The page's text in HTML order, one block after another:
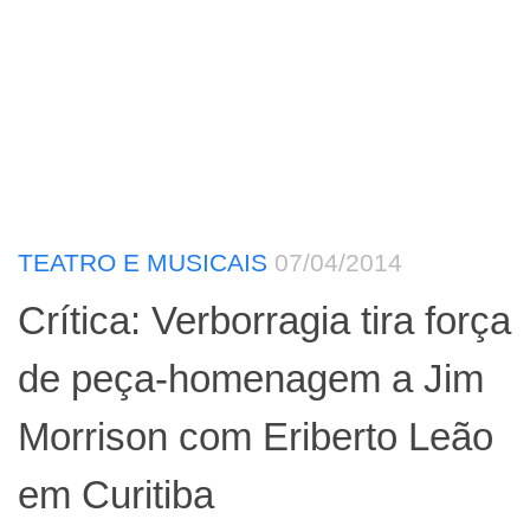
TEATRO E MUSICAIS 07/04/2014
Crítica: Verborragia tira força
de peça-homenagem a Jim
Morrison com Eriberto Leão
em Curitiba